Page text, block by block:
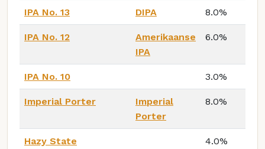
IPA No. 13 DIPA 8.0%
IPA No. 12
Amerikaanse
IPA
6.0%
IPA No. 10 3.0%
Imperial Porter
Imperial
Porter
8.0%
Hazy State 4.0%